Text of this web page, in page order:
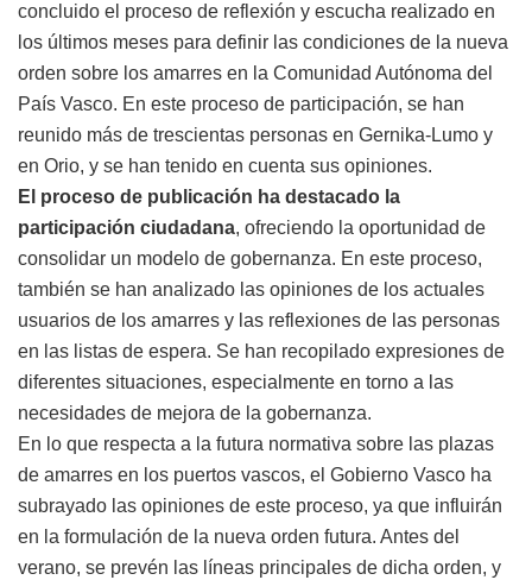
concluido el proceso de reflexión y escucha realizado en
los últimos meses para definir las condiciones de la nueva
orden sobre los amarres en la Comunidad Autónoma del
País Vasco. En este proceso de participación, se han
reunido más de trescientas personas en Gernika-Lumo y
en Orio, y se han tenido en cuenta sus opiniones.
El proceso de publicación ha destacado la
participación ciudadana, ofreciendo la oportunidad de
consolidar un modelo de gobernanza. En este proceso,
también se han analizado las opiniones de los actuales
usuarios de los amarres y las reflexiones de las personas
en las listas de espera. Se han recopilado expresiones de
diferentes situaciones, especialmente en torno a las
necesidades de mejora de la gobernanza.
En lo que respecta a la futura normativa sobre las plazas
de amarres en los puertos vascos, el Gobierno Vasco ha
subrayado las opiniones de este proceso, ya que influirán
en la formulación de la nueva orden futura. Antes del
verano, se prevén las líneas principales de dicha orden, y